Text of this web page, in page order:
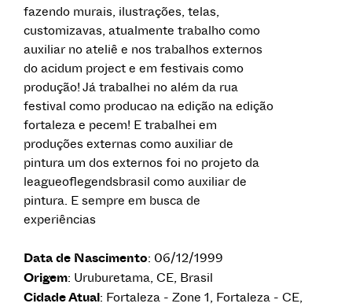
fazendo murais, ilustrações, telas,
customizavas, atualmente trabalho como
auxiliar no ateliê e nos trabalhos externos
do acidum project e em festivais como
produção! Já trabalhei no além da rua
festival como producao na edição na edição
fortaleza e pecem! E trabalhei em
produções externas como auxiliar de
pintura um dos externos foi no projeto da
leagueoflegendsbrasil como auxiliar de
pintura. E sempre em busca de
experiências
Data de Nascimento: 06/12/1999
Origem: Uruburetama, CE, Brasil
Cidade Atual: Fortaleza - Zone 1, Fortaleza - CE,